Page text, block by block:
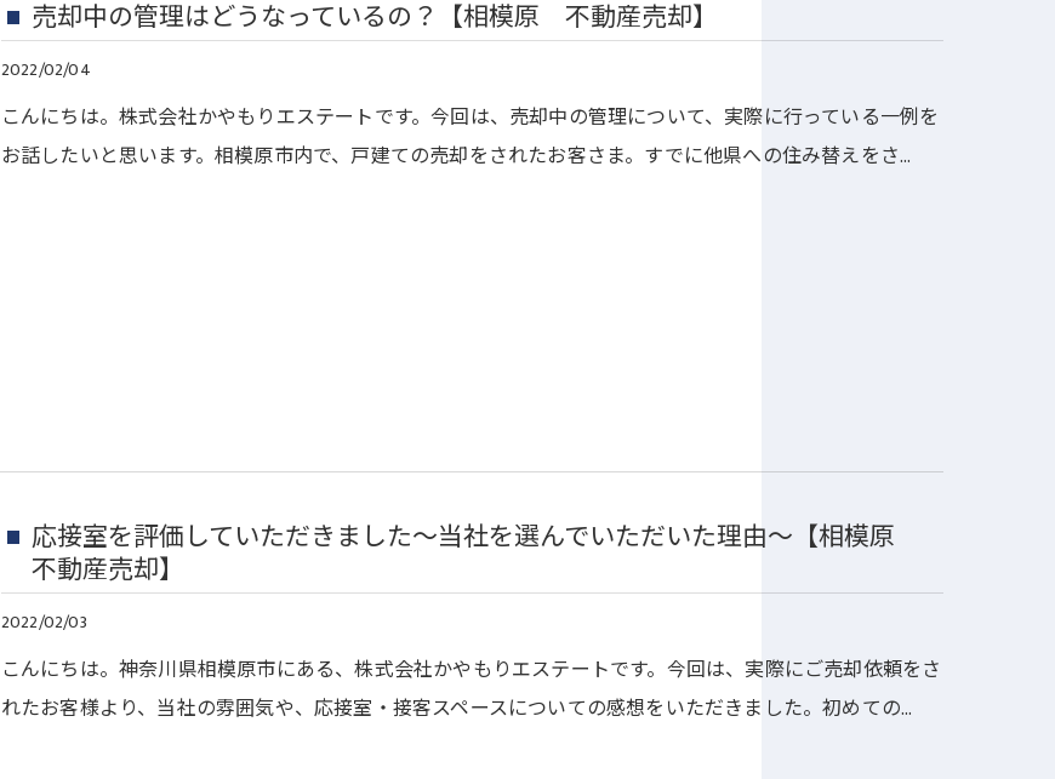
売却中の管理はどうなっているの？【相模原 不動産売却】
2022/02/04
こんにちは。株式会社かやもりエステートです。今回は、売却中の管理について、実際に行っている一例を
お話したいと思います。相模原市内で、戸建ての売却をされたお客さま。すでに他県への住み替えをさ…
応接室を評価していただきました～当社を選んでいただいた理由～【相模原
不動産売却】
2022/02/03
こんにちは。神奈川県相模原市にある、株式会社かやもりエステートです。今回は、実際にご売却依頼をさ
れたお客様より、当社の雰囲気や、応接室・接客スペースについての感想をいただきました。初めての…